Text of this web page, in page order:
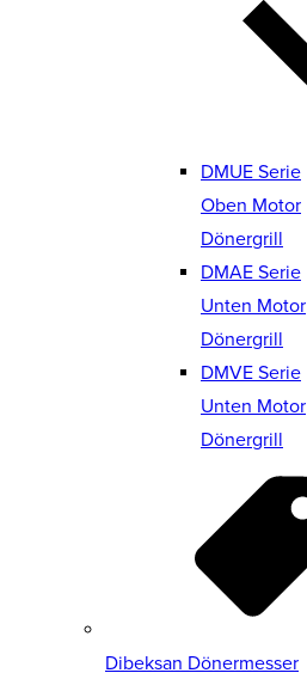
DMUE Serie
Oben Motor
Dönergrill
DMAE Serie
Unten Motor
Dönergrill
DMVE Serie
Unten Motor
Dönergrill
Dibeksan Dönermesser